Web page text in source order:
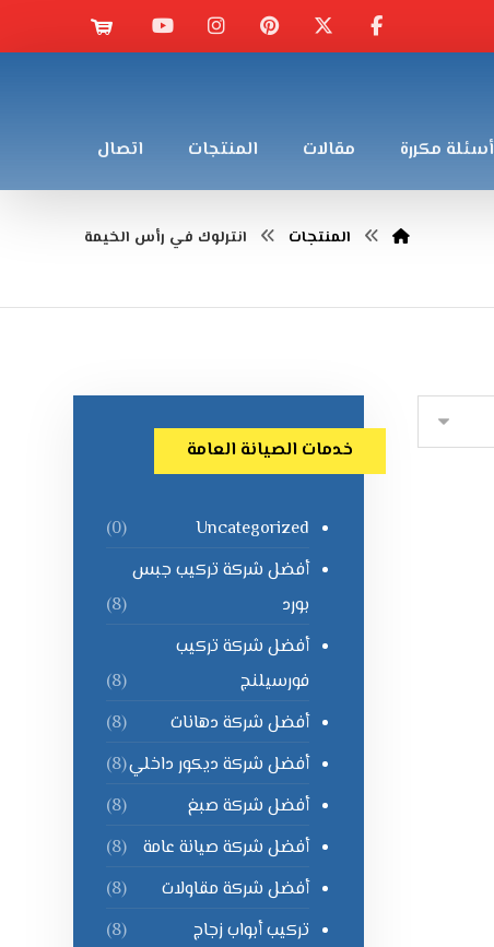
أسئلة مكررة مقالات المنتجات اتصال
المنتجات انترلوك في رأس الخيمة
خدمات الصيانة العامة
Uncategorized
(0)
أفضل شركة تركيب جبس
بورد
(8)
أفضل شركة تركيب
فورسيلنج
(8)
أفضل شركة دهانات
(8)
أفضل شركة ديكور داخلي(8)
أفضل شركة صبغ
(8)
أفضل شركة صيانة عامة
(8)
أفضل شركة مقاولات
(8)
تركيب أبواب زجاج
(8)